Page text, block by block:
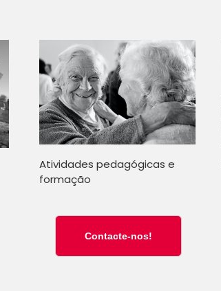
Contacte-nos!
Atividades pedagógicas e
formação